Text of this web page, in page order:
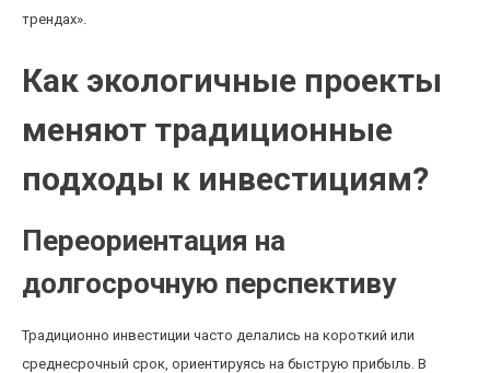
трендах».
Как экологичные проекты
меняют традиционные
подходы к инвестициям?
Переориентация на
долгосрочную перспективу
Традиционно инвестиции часто делались на короткий или
среднесрочный срок, ориентируясь на быструю прибыль. В